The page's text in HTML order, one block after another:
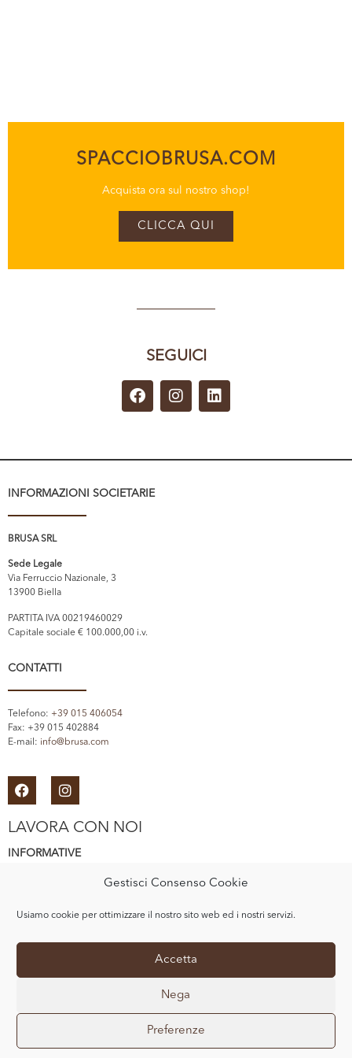
Gestisci Consenso Cookie
Usiamo cookie per ottimizzare il nostro sito web ed i nostri servizi.
Accetta
Nega
Preferenze
SPACCIOBRUSA.COM
Acquista ora sul nostro shop!
CLICCA QUI
SEGUICI
INFORMAZIONI SOCIETARIE
BRUSA SRL
Sede Legale
Via Ferruccio Nazionale, 3
13900 Biella
PARTITA IVA 00219460029
Capitale sociale € 100.000,00 i.v.
CONTATTI
Telefono: +39 015 406054
Fax: +39 015 402884
E-mail: info@brusa.com
LAVORA CON NOI
INFORMATIVE
Cookie Policy
E-COMMERCE
Acquista su SpaccioBrusa